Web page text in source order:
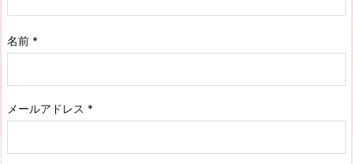
名前 *
メールアドレス *